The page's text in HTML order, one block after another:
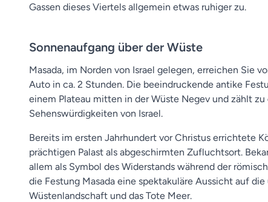
Gassen dieses Viertels allgemein etwas ruhiger zu.
Sonnenaufgang über der Wüste
Masada, im Norden von Israel gelegen, erreichen Sie
Auto in ca. 2 Stunden. Die beeindruckende antike
einem Plateau mitten in der Wüste Negev und zählt
Sehenswürdigkeiten von Israel.
Bereits im ersten Jahrhundert vor Christus errichtete
prächtigen Palast als abgeschirmten Zufluchtsort.
allem als Symbol des Widerstands während der
die Festung Masada eine spektakuläre Aussicht auf
Wüstenlandschaft und das Tote Meer.